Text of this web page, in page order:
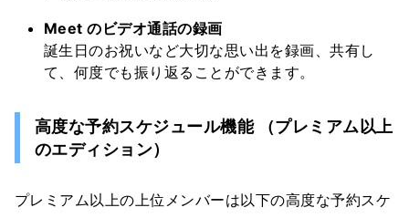
Meet のビデオ通話の録画
誕生日のお祝いなど大切な思い出を録画、共有し
て、何度でも振り返ることができます。
高度な予約スケジュール機能 （プレミアム以上
のエディション）
プレミアム以上の上位メンバーは以下の高度な予約スケ